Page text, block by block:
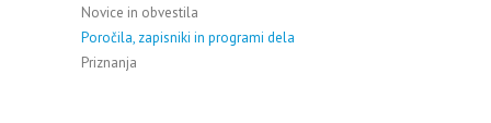
Novice in obvestila
Poročila, zapisniki in programi dela
Priznanja